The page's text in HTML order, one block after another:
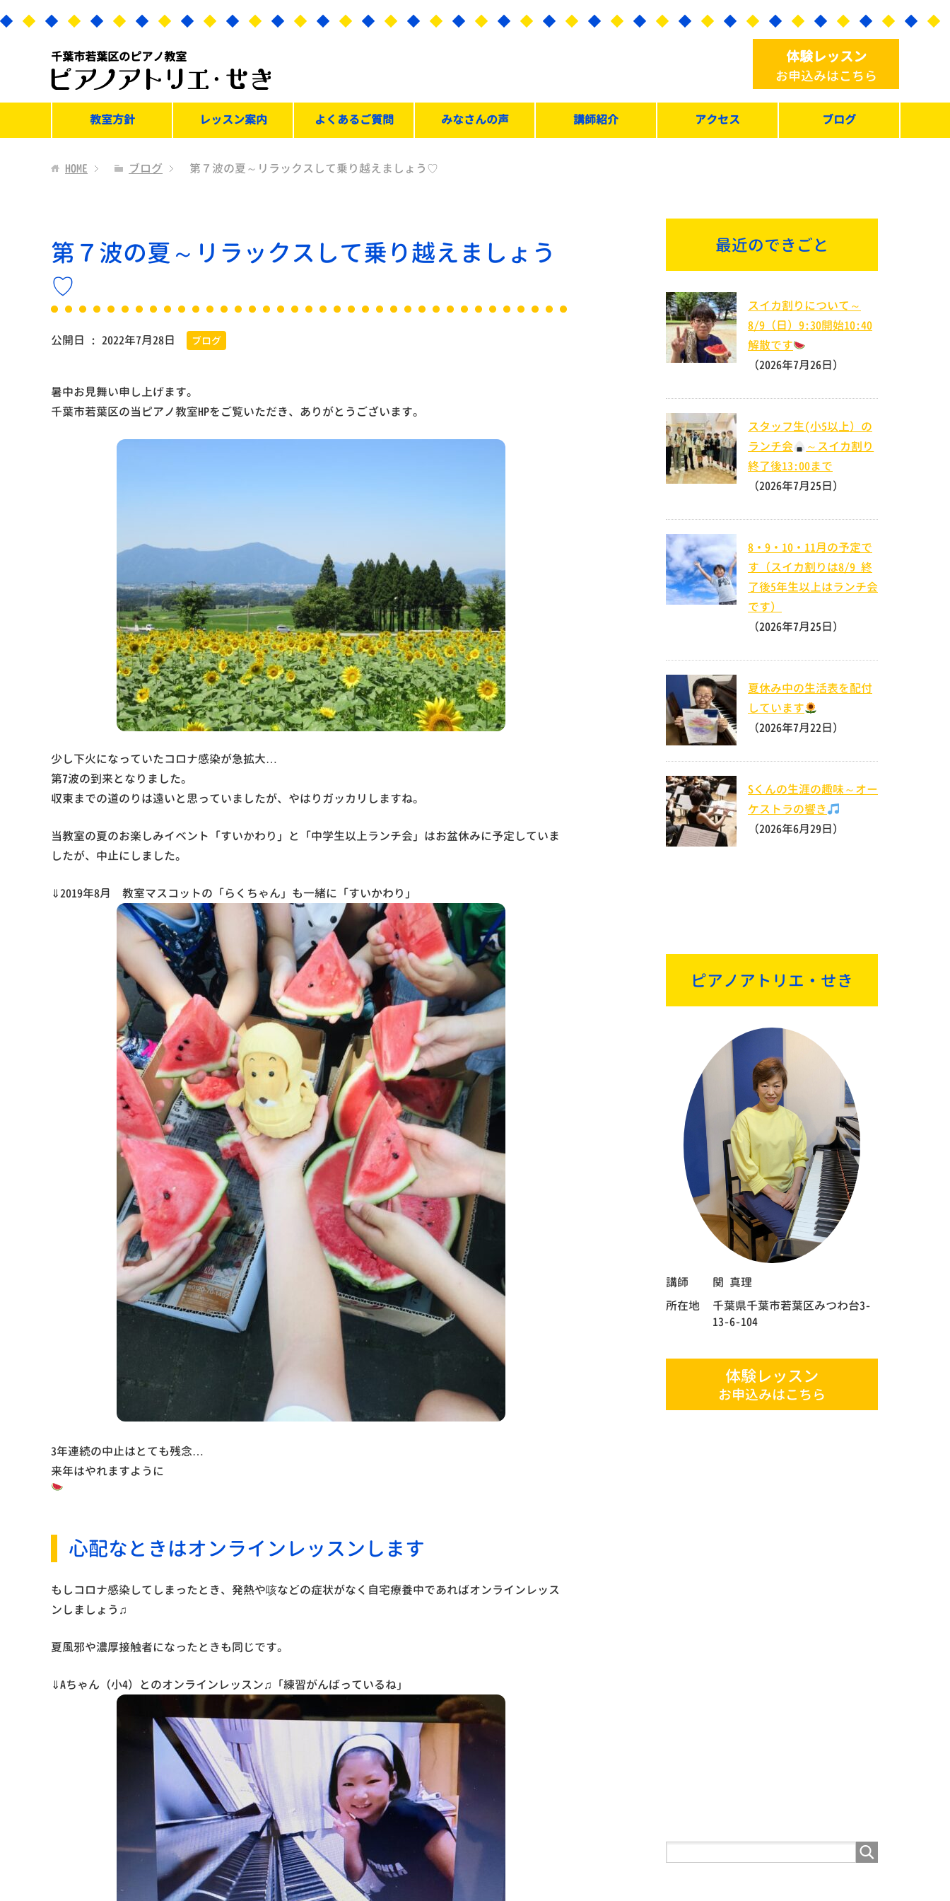
千葉市若葉区のピアノ教室 体験レッスン
お申込みはこちら
教室方針 レッスン案内 よくあるご質問 みなさんの声 講師紹介 アクセス ブログ
HOME ブログ 第７波の夏～リラックスして乗り越えましょう♡
第７波の夏～リラックスして乗り越えましょう
♡
公開日 : 2022年7月28日 ブログ
暑中お見舞い申し上げます。
千葉市若葉区の当ピアノ教室HPをご覧いただき、ありがとうございます。
少し下火になっていたコロナ感染が急拡大…
第7波の到来となりました。
収束までの道のりは遠いと思っていましたが、やはりガッカリしますね。
当教室の夏のお楽しみイベント「すいかわり」と「中学生以上ランチ会」はお盆休みに予定していま
したが、中止にしました。
⇓2019年8月 教室マスコットの「らくちゃん」も一緒に「すいかわり」
3年連続の中止はとても残念…
来年はやれますように
心配なときはオンラインレッスンします
もしコロナ感染してしまったとき、発熱や咳などの症状がなく自宅療養中であればオンラインレッス
ンしましょう♫
夏風邪や濃厚接触者になったときも同じです。
⇓Aちゃん（小4）とのオンラインレッスン♫「練習がんばっているね」
最近のできごと
スイカ割りについて～
8/9（日）9:30開始10:40
解散です
（2026年7月26日）
スタッフ生(小5以上）の
ランチ会
～スイカ割り
終了後13:00まで
（2026年7月25日）
8・9・10・11月の予定で
す（スイカ割りは8/9 終
了後5年生以上はランチ会
です）
（2026年7月25日）
夏休み中の生活表を配付
しています
（2026年7月22日）
Sくんの生涯の趣味～オー
ケストラの響き
（2026年6月29日）
ピアノアトリエ・せき
講師
関 真理
所在地
千葉県千葉市若葉区みつわ台3-
13-6-104
体験レッスン
お申込みはこちら